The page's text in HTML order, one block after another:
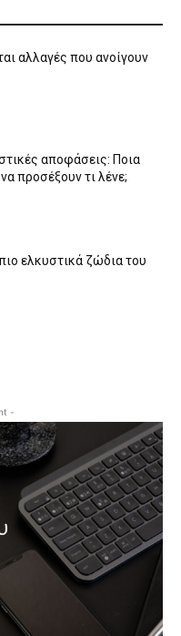
αλλαγές που ανοίγουν
αποφάσεις: Ποια
προσέξουν τι λένε;
ελκυστικά ζώδια του
-